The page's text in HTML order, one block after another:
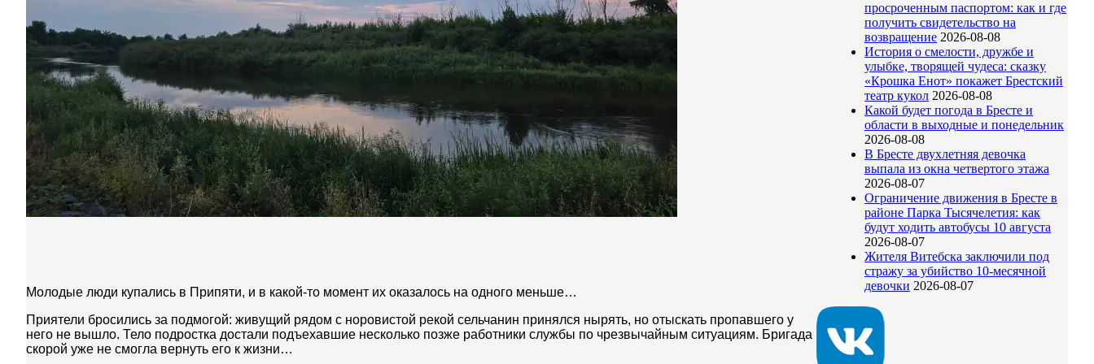
Молодые люди купались в Припяти, и в какой-то момент их оказалось на одного меньше…
Приятели бросились за подмогой: живущий рядом с норовистой рекой сельчанин принялся нырять, но отыскать пропавшего у
него не вышло. Тело подростка достали подъехавшие несколько позже работники службы по чрезвычайным ситуациям. Бригада
скорой уже не смогла вернуть его к жизни…
просроченным паспортом: как и где
получить свидетельство на
возвращение 2026-08-08
История о смелости, дружбе и
улыбке, творящей чудеса: сказку
«Крошка Енот» покажет Брестский
театр кукол 2026-08-08
Какой будет погода в Бресте и
области в выходные и понедельник
2026-08-08
В Бресте двухлетняя девочка
выпала из окна четвертого этажа
2026-08-07
Ограничение движения в Бресте в
районе Парка Тысячелетия: как
будут ходить автобусы 10 августа
2026-08-07
Жителя Витебска заключили под
стражу за убийство 10-месячной
девочки 2026-08-07